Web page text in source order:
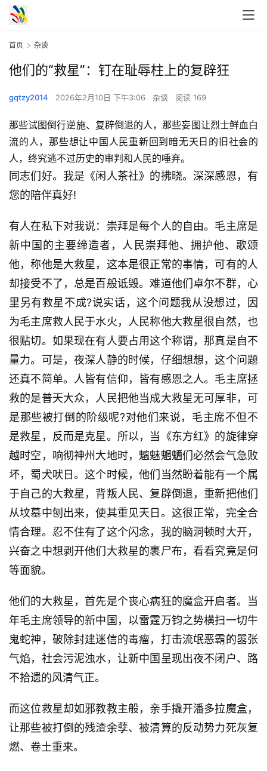
首页 杂谈
他们的“救星”：钉在耻辱柱上的复辟狂
gqtzy2014 2026年2月10日 下午3:06 杂谈 阅读 169
那些试图倒行逆施、复辟倒退的人，那些妄图让烈士鲜血白
流的人，那些想让中国人民重新回到暗无天日的旧社会的
人，终究逃不过历史的审判和人民的唾弃。
同志们好。我是《闲人茶社》的拂晓。深深感恩，有
您的陪伴真好!
有人在私下对我说：崇拜是每个人的自由。毛主席是
新中国的主要缔造者，人民崇拜他、拥护他、歌颂
他，称他是大救星，这本是很正常的事情，可有的人
却接受不了，总是百般诋毁。难道他们卓尔不群，心
里另有救星不成?说实话，这个问题我从没想过，因
为毛主席救人民于水火，人民称他大救星很自然，也
很贴切。如果现在有人要占用这个称谓，那真是自不
量力。可是，夜深人静的时候，仔细想想，这个问题
还真不简单。人皆有信仰，皆有感恩之人。毛主席拯
救的是普天大众，人民把他当成大救星无可厚非，可
是那些被打倒的阶级呢?对他们来说，毛主席不但不
是救星，反而是克星。所以，当《东方红》的旋律穿
越时空，响彻神州大地时，魑魅魍魉们必然会气急败
坏，蜀犬吠日。这个时候，他们当然盼着能有一个属
于自己的大救星，背叛人民、复辟倒退，重新把他们
从坟墓中刨出来，使其重见天日。这很正常，完全合
情合理。忍不住有了这个闪念，我的脑洞顿时大开，
兴奋之中想剥开他们大救星的裹尸布，看看究竟是何
等面貌。
他们的大救星，首先是个丧心病狂的魔盒开启者。当
年毛主席领导的新中国，以雷霆万钧之势横扫一切牛
鬼蛇神，破除封建迷信的毒瘤，打击流氓恶霸的嚣张
气焰，社会污泥浊水，让新中国呈现出夜不闭户、路
不拾遗的风清气正。
而这位救星却如邪教教主般，亲手撬开潘多拉魔盒，
让那些被打倒的残渣余孽、被清算的反动势力死灰复
燃、卷土重来。